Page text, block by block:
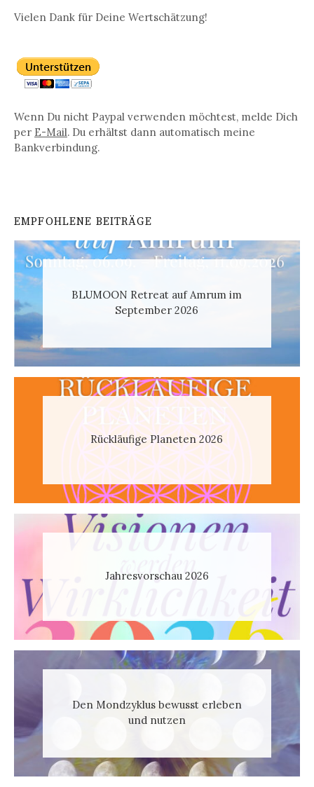
Vielen Dank für Deine Wertschätzung!
Wenn Du nicht Paypal verwenden möchtest, melde Dich
per E-Mail. Du erhältst dann automatisch meine
Bankverbindung.
EMPFOHLENE BEITRÄGE
BLUMOON Retreat auf Amrum im
September 2026
Rückläufige Planeten 2026
Jahresvorschau 2026
Den Mondzyklus bewusst erleben
und nutzen